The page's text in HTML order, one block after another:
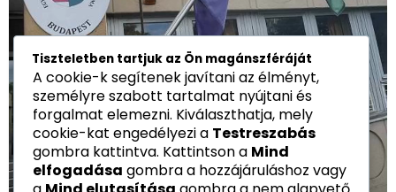
Tiszteletben tartjuk az Ön magánszféráját
A cookie-k segítenek javítani az élményt,
személyre szabott tartalmat nyújtani és
forgalmat elemezni. Kiválaszthatja, mely
cookie-kat engedélyezi a Testreszabás
gombra kattintva. Kattintson a Mind
elfogadása gombra a hozzájáruláshoz vagy